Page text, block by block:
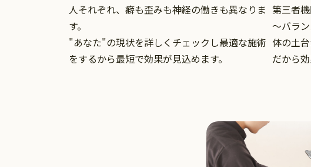
人それぞれ、癖も歪みも神経の働きも異なりま
す。
"あなた"の現状を詳しくチェックし最適な施術
をするから最短で効果が見込めます。
第三者
～バラ
体の土
だから効